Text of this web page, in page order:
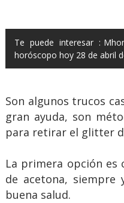
Te puede interesar :
horóscopo hoy 28 de abril
Son algunos trucos
gran ayuda, son
para retirar el glitter
La primera opción es
de acetona, siempre
buena salud.